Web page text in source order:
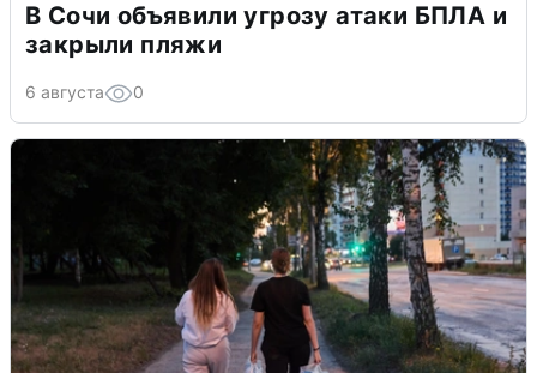
В Сочи объявили угрозу атаки БПЛА и
закрыли пляжи
6 августа 0